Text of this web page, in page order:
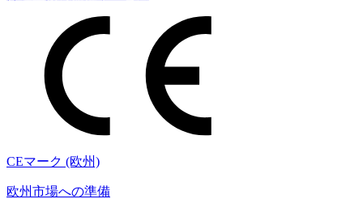
CEマーク (欧州)
欧州市場への準備